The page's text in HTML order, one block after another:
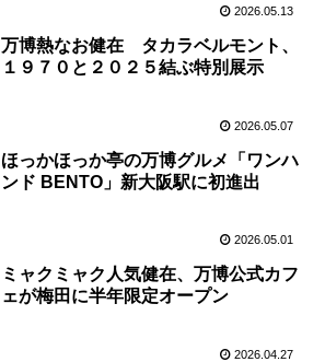
2026.05.13
万博熱なお健在 タカラベルモント、
１９７０と２０２５結ぶ特別展示
2026.05.07
ほっかほっか亭の万博グルメ「ワンハ
ンド BENTO」新大阪駅に初進出
2026.05.01
ミャクミャク人気健在、万博公式カフ
ェが梅田に半年限定オープン
2026.04.27